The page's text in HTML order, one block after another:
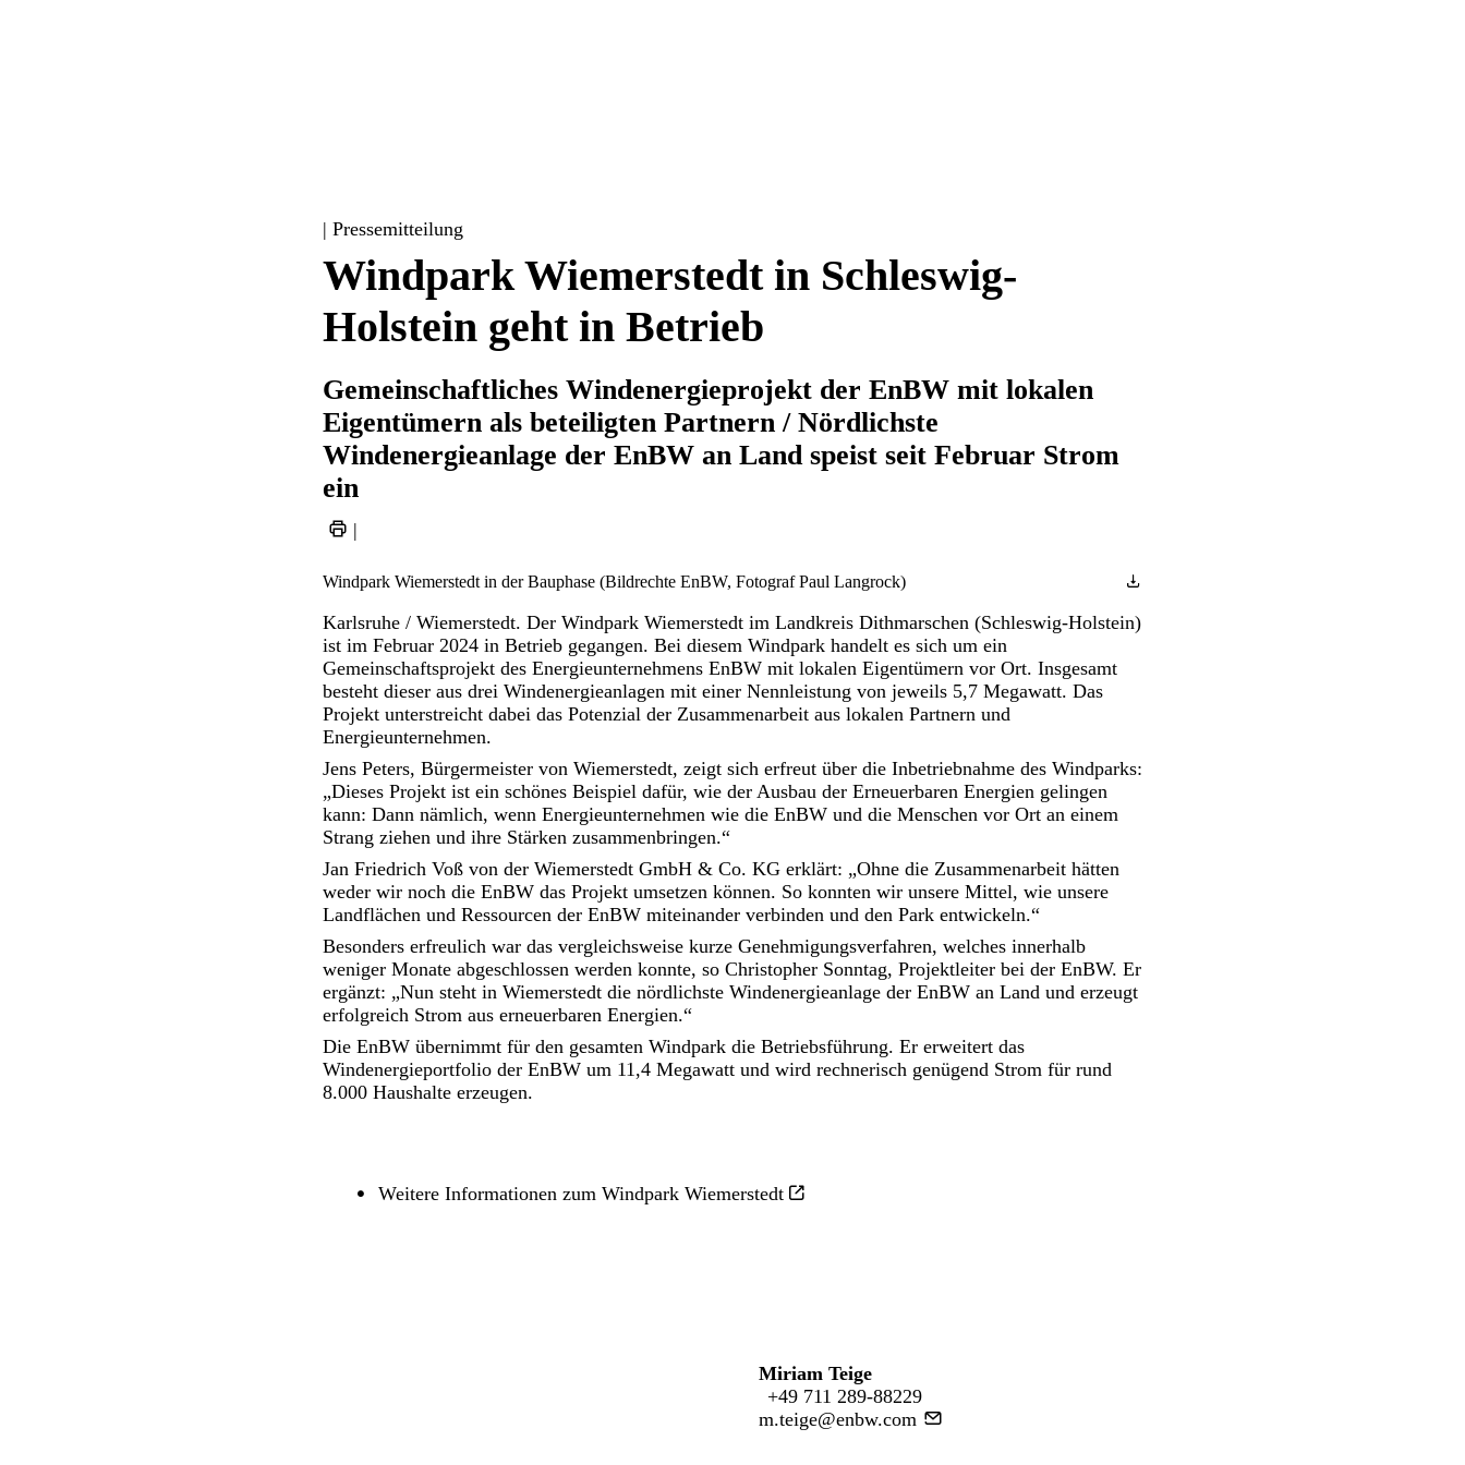
| Pressemitteilung
Windpark Wiemerstedt in Schleswig-
Holstein geht in Betrieb
Gemeinschaftliches Windenergieprojekt der EnBW mit lokalen
Eigentümern als beteiligten Partnern / Nördlichste
Windenergieanlage der EnBW an Land speist seit Februar Strom
ein
|
Windpark Wiemerstedt in der Bauphase (Bildrechte EnBW, Fotograf Paul Langrock)
Karlsruhe / Wiemerstedt. Der Windpark Wiemerstedt im Landkreis Dithmarschen (Schleswig-Holstein)
ist im Februar 2024 in Betrieb gegangen. Bei diesem Windpark handelt es sich um ein
Gemeinschaftsprojekt des Energieunternehmens EnBW mit lokalen Eigentümern vor Ort. Insgesamt
besteht dieser aus drei Windenergieanlagen mit einer Nennleistung von jeweils 5,7 Megawatt. Das
Projekt unterstreicht dabei das Potenzial der Zusammenarbeit aus lokalen Partnern und
Energieunternehmen.
Jens Peters, Bürgermeister von Wiemerstedt, zeigt sich erfreut über die Inbetriebnahme des Windparks:
„Dieses Projekt ist ein schönes Beispiel dafür, wie der Ausbau der Erneuerbaren Energien gelingen
kann: Dann nämlich, wenn Energieunternehmen wie die EnBW und die Menschen vor Ort an einem
Strang ziehen und ihre Stärken zusammenbringen.“
Jan Friedrich Voß von der Wiemerstedt GmbH & Co. KG erklärt: „Ohne die Zusammenarbeit hätten
weder wir noch die EnBW das Projekt umsetzen können. So konnten wir unsere Mittel, wie unsere
Landflächen und Ressourcen der EnBW miteinander verbinden und den Park entwickeln.“
Besonders erfreulich war das vergleichsweise kurze Genehmigungsverfahren, welches innerhalb
weniger Monate abgeschlossen werden konnte, so Christopher Sonntag, Projektleiter bei der EnBW. Er
ergänzt: „Nun steht in Wiemerstedt die nördlichste Windenergieanlage der EnBW an Land und erzeugt
erfolgreich Strom aus erneuerbaren Energien.“
Die EnBW übernimmt für den gesamten Windpark die Betriebsführung. Er erweitert das
Windenergieportfolio der EnBW um 11,4 Megawatt und wird rechnerisch genügend Strom für rund
8.000 Haushalte erzeugen.
Weitere Informationen zum Windpark Wiemerstedt
Miriam Teige
+49 711 289-88229
m.teige@enbw.com